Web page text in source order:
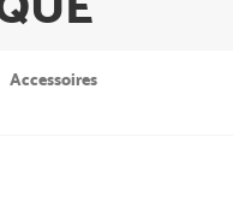
Accessoires